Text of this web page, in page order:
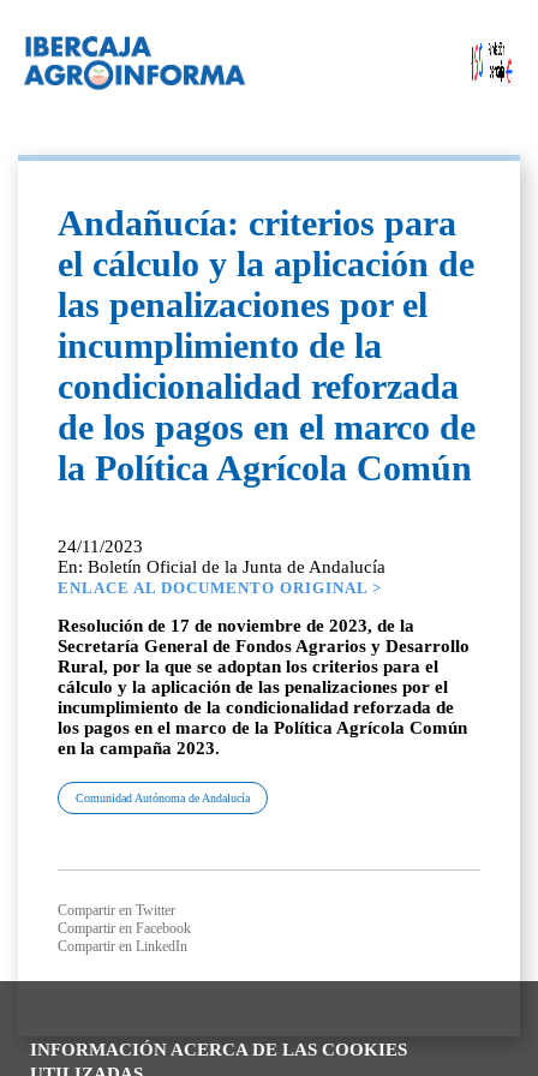
INFORMACIÓN ACERCA DE LAS COOKIES
Andañucía: criterios para
el cálculo y la aplicación de
las penalizaciones por el
incumplimiento de la
condicionalidad reforzada
de los pagos en el marco de
la Política Agrícola Común
24/11/2023
En: Boletín Oficial de la Junta de Andalucía
ENLACE AL DOCUMENTO ORIGINAL >
Resolución de 17 de noviembre de 2023, de la
Secretaría General de Fondos Agrarios y Desarrollo
Rural, por la que se adoptan los criterios para el
cálculo y la aplicación de las penalizaciones por el
incumplimiento de la condicionalidad reforzada de
los pagos en el marco de la Política Agrícola Común
en la campaña 2023.
Comunidad Autónoma de Andalucía
Compartir en Twitter
Compartir en Facebook
Compartir en LinkedIn